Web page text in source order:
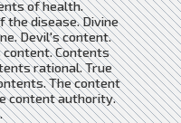
of health.
the disease. Divine
Devil's content.
content. Contents
rational. True
The content
content authority.